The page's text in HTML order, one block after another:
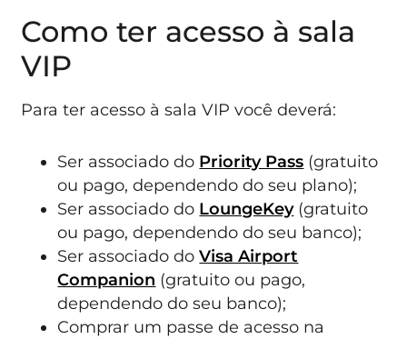
Como ter acesso à sala
VIP
Para ter acesso à sala VIP você deverá:
Ser associado do Priority Pass (gratuito
ou pago, dependendo do seu plano);
Ser associado do LoungeKey(gratuito
ou pago, dependendo do seu banco);
Ser associado doVisa Airport
Companion (gratuito ou pago,
dependendo do seu banco);
Comprar um passe de acesso na